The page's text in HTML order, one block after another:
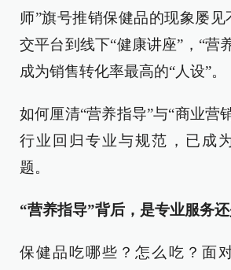
师”旗号推销保健品的现象屡
交平台到线下“健康讲座”，“营
成为销售转化率最高的“人设”。
如何厘清“营养指导”与“商业营
行业回归专业与规范，已成
题。
“营养指导”背后，是专业服务
保健品吃哪些？怎么吃？面